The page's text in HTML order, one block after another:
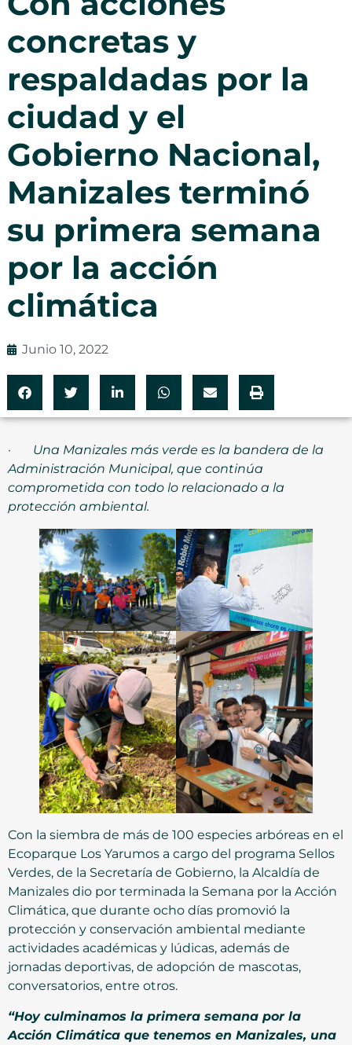
concretas y
respaldadas por la
ciudad y el
Gobierno Nacional,
Manizales terminó
su primera semana
por la acción
climática
Junio 10, 2022
· Una Manizales más verde es la bandera de la
Administración Municipal, que continúa
comprometida con todo lo relacionado a la
protección ambiental.
Con la siembra de más de 100 especies arbóreas en el
Ecoparque Los Yarumos a cargo del programa Sellos
Verdes, de la Secretaría de Gobierno, la Alcaldía de
Manizales dio por terminada la Semana por la Acción
Climática, que durante ocho días promovió la
protección y conservación ambiental mediante
actividades académicas y lúdicas, además de
jornadas deportivas, de adopción de mascotas,
conversatorios, entre otros.
“Hoy culminamos la primera semana por la
Acción Climática que tenemos en Manizales, una